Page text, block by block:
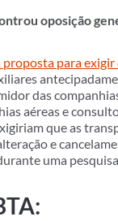
oposição
para exigir
das
aéreas e
que as
e
uma